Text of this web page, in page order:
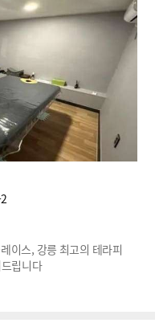
이스, 강릉 최고의 테라피
립니다